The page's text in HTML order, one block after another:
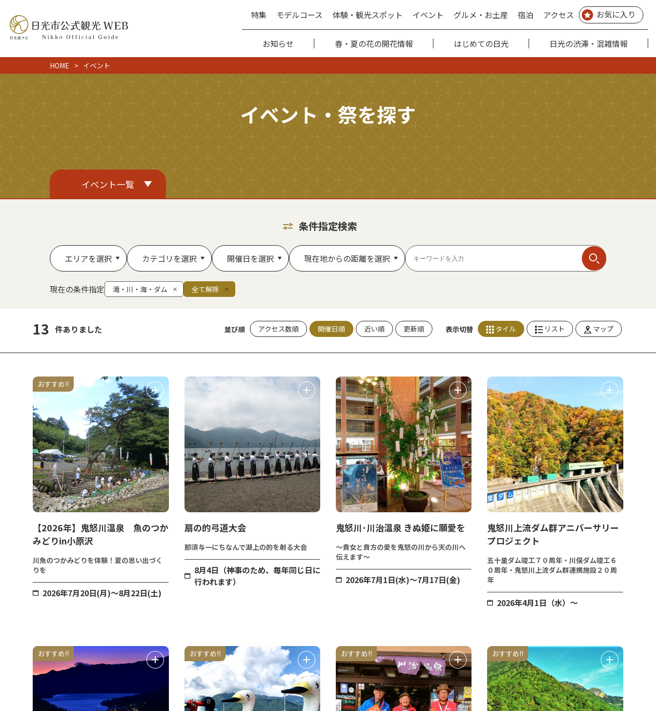
特集 モデルコース 体験・観光スポット イベント グルメ・お土産 宿泊 アクセス お気に入り
お知らせ 春・夏の花の開花情報 はじめての日光 日光の渋滞・混雑情報
HOME イベント
イベント・祭を探す
イベント一覧
条件指定検索
エリアを選択 カテゴリを選択 開催日を選択 現在地からの距離を選択
現在の条件指定 滝・川・海・ダム 全て解除
13 件ありました 並び順 アクセス数順 開催日順 近い順 更新順 表示切替 タイル リスト マップ
おすすめ!!
【2026年】鬼怒川温泉 魚のつか
みどりin小原沢
川魚のつかみどりを体験！夏の思い出づく
りを
2026年7月20日(月)～8月22日(土)
扇の的弓道大会
那須与一にちなんで湖上の的を射る大会
8月4日（神事のため、毎年同じ日に
行われます）
鬼怒川･川治温泉 きぬ姫に願愛を
～貴女と貴方の愛を鬼怒の川から天の川へ
伝えます～
2026年7月1日(水)～7月17日(金)
鬼怒川上流ダム群アニバーサリー
プロジェクト
五十里ダム竣工７０周年・川俣ダム竣工６
０周年・鬼怒川上流ダム群連携施設２０周
年
2026年4月1日（水）～
おすすめ!! おすすめ!! おすすめ!! おすすめ!!